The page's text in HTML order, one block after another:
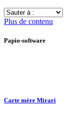
Sauter
à
Plus de contenu
Papio-software
Carte mère Mirari